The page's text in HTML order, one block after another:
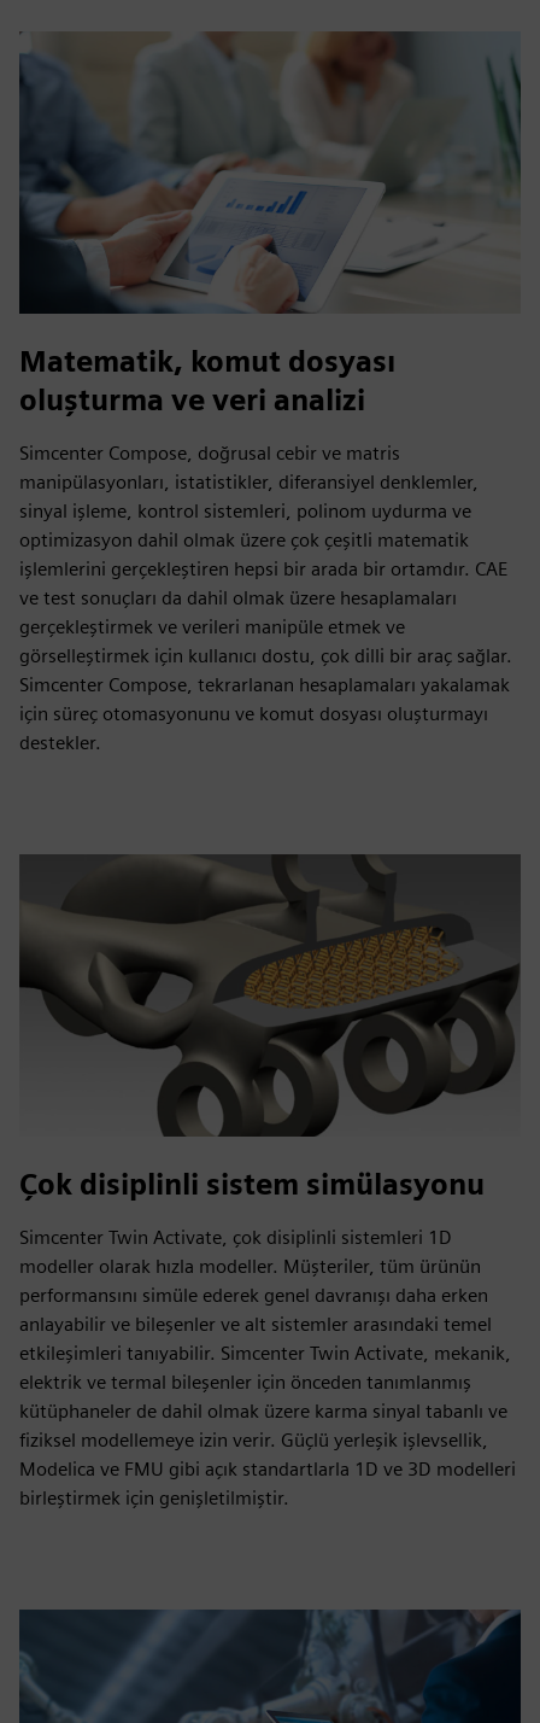
Matematik, komut dosyası
oluşturma ve veri analizi
Simcenter Compose, doğrusal cebir ve matris
manipülasyonları, istatistikler, diferansiyel denklemler,
sinyal işleme, kontrol sistemleri, polinom uydurma ve
optimizasyon dahil olmak üzere çok çeşitli matematik
işlemlerini gerçekleştiren hepsi bir arada bir ortamdır. CAE
ve test sonuçları da dahil olmak üzere hesaplamaları
gerçekleştirmek ve verileri manipüle etmek ve
görselleştirmek için kullanıcı dostu, çok dilli bir araç sağlar.
Simcenter Compose, tekrarlanan hesaplamaları yakalamak
için süreç otomasyonunu ve komut dosyası oluşturmayı
destekler.
Çok disiplinli sistem simülasyonu
Simcenter Twin Activate, çok disiplinli sistemleri 1D
modeller olarak hızla modeller. Müşteriler, tüm ürünün
performansını simüle ederek genel davranışı daha erken
anlayabilir ve bileşenler ve alt sistemler arasındaki temel
etkileşimleri tanıyabilir. Simcenter Twin Activate, mekanik,
elektrik ve termal bileşenler için önceden tanımlanmış
kütüphaneler de dahil olmak üzere karma sinyal tabanlı ve
fiziksel modellemeye izin verir. Güçlü yerleşik işlevsellik,
Modelica ve FMU gibi açık standartlarla 1D ve 3D modelleri
birleştirmek için genişletilmiştir.